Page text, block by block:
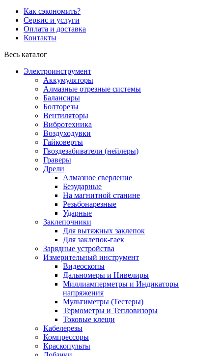
Как сэкономить?
Сервис и услуги
Оплата и доставка
Контакты
Весь каталог
Электроинструмент
Аккумуляторы
Алмазные отрезные системы
Балансиры
Болторезы
Вентиляторы
Вибротехника
Воздуходувки
Гайковерты
Гвоздезабиватели (нейлеры)
Граверы
Дрели
Алмазное сверление
Безударные
На магнитной станине
Резьбонарезные
Ударные
Заклепочники
Для вытяжных заклепок
Для заклепок-гаек
Зарядные устройства
Измерительный инструмент
Видеоскопы
Дальномеры и Нивелиры
Миллиамперметры и Индикаторы
напряжения
Мультиметры (Тестеры)
Термометры и Тепловизоры
Токовые клещи
Кабелерезы
Компрессоры
Краскопульты